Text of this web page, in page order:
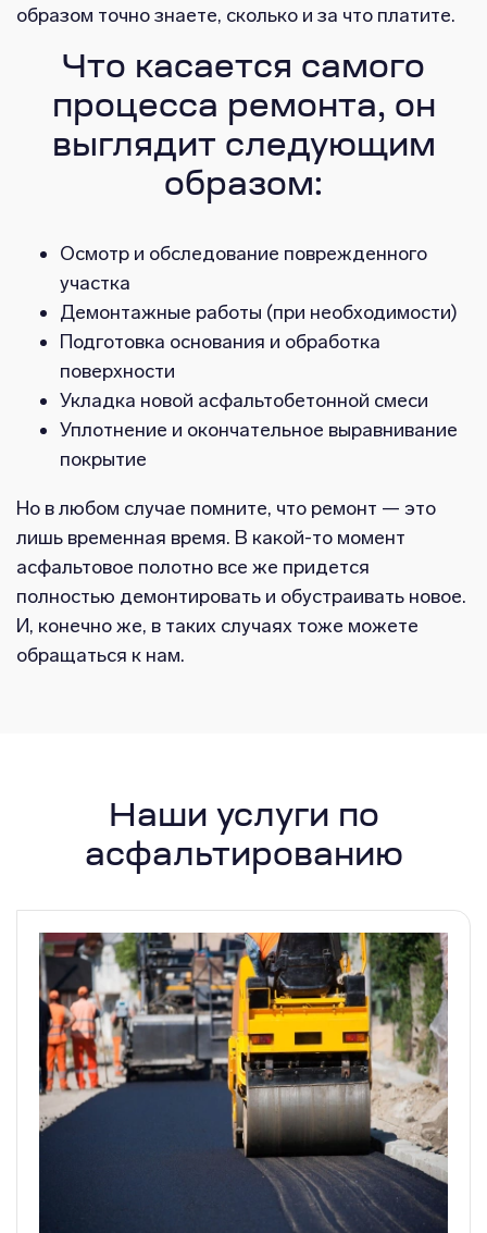
образом точно знаете, сколько и за что платите.
Что касается самого
процесса ремонта, он
выглядит следующим
образом:
Осмотр и обследование поврежденного
участка
Демонтажные работы (при необходимости)
Подготовка основания и обработка
поверхности
Укладка новой асфальтобетонной смеси
Уплотнение и окончательное выравнивание
покрытие
Но в любом случае помните, что ремонт — это
лишь временная время. В какой-то момент
асфальтовое полотно все же придется
полностью демонтировать и обустраивать новое.
И, конечно же, в таких случаях тоже можете
обращаться к нам.
Наши услуги по
асфальтированию